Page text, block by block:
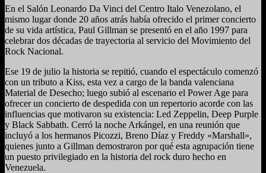
En el Salón Leonardo Da Vinci del Centro Italo Venezolano, el
mismo lugar donde 20 años atrás había ofrecido el primer concierto
de su vida artística, Paul Gillman se presentó en el año 1997 para
celebrar dos décadas de trayectoria al servicio del Movimiento del
Rock Nacional.
Ese 19 de julio la historia se repitió, cuando el espectáculo comenzó
con un tributo a Kiss, esta vez a cargo de la banda valenciana
Material de Desecho; luego subió al escenario el Power Age para
ofrecer un concierto de despedida con un repertorio acorde con las
influencias que motivaron su existencia: Led Zeppelin, Deep Purple
y Black Sabbath. Cerró la noche Arkángel, en una reunión que
incluyó a los hermanos Picozzi, Breno Díaz y Freddy «Marshall»,
quienes junto a Gillman demostraron por qué esta agrupación tiene
un puesto privilegiado en la historia del rock duro hecho en
Venezuela.